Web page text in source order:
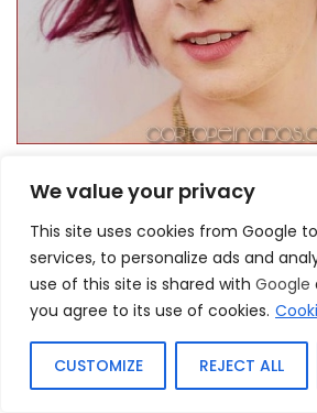
We value your privacy
This site uses cookies from Google
services, to personalize ads and
use of this site is shared with Google
you agree to its use of cookies.
CUSTOMIZE REJECT ALL
tonos de fuego, el brillo increíble del sol
varias capas complementan hábilmente
de cortes de cabello amplía
creativo también es relevante para el
incomparable.